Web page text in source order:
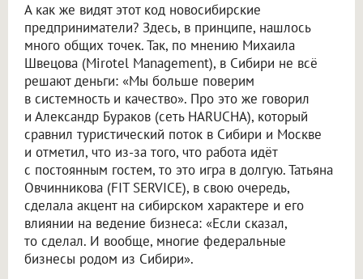
А как же видят этот код новосибирские
предприниматели? Здесь, в принципе, нашлось
много общих точек. Так, по мнению Михаила
Швецова (Mirotel Management), в Сибири не всё
решают деньги: «Мы больше поверим
в системность и качество». Про это же говорил
и Александр Бураков (сеть HARUCHA), который
сравнил туристический поток в Сибири и Москве
и отметил, что из-за того, что работа идёт
с постоянным гостем, то это игра в долгую. Татьяна
Овчинникова (FIT SERVICE), в свою очередь,
сделала акцент на сибирском характере и его
влиянии на ведение бизнеса: «Если сказал,
то сделал. И вообще, многие федеральные
бизнесы родом из Сибири».